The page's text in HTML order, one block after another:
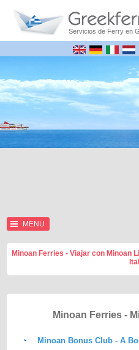
Servicios de Ferry en
MENU
Minoan Ferries - Viajar con Minoan
Minoan Ferries -
Minoan Bonus Club - A